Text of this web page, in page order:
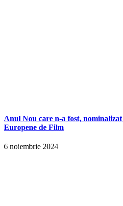
Anul Nou care n-a fost,
Europene de Film
6 noiembrie 2024